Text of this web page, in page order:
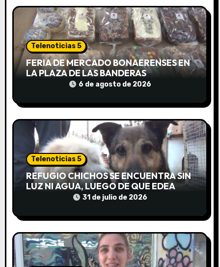
d
e
e
n
t
a
d
s
Telenoticias 5
FERIA DE MERCADO BONAERENSES EN
LA PLAZA DE LAS BANDERAS
6 de agosto de 2026
Telenoticias 5
REFUGIO CHICHOS SE ENCUENTRA SIN
LUZ NI AGUA, LUEGO DE QUE EDEA
CORTARA EL SUMINISTRO SIN AVISO
31 de julio de 2026